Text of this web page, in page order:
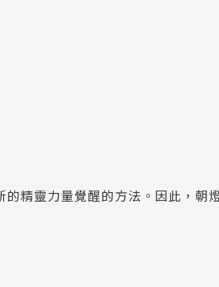
精靈力量覺醒的方法。因此，朝